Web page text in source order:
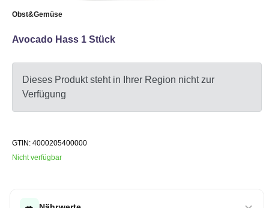
Obst&Gemüse
Avocado Hass 1 Stück
Dieses Produkt steht in Ihrer Region nicht zur
Verfügung
GTIN: 4000205400000
Nicht verfügbar